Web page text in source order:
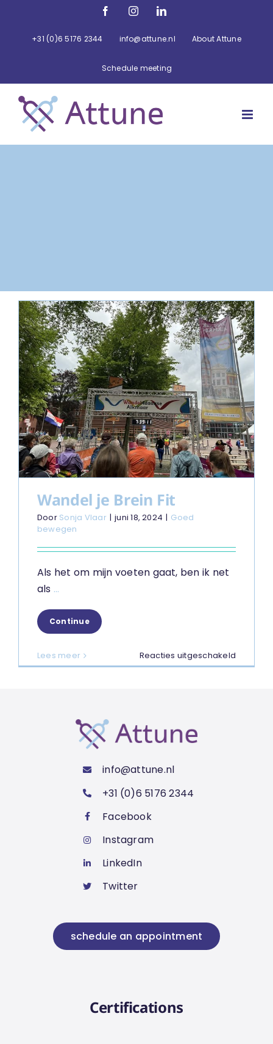
FacebookInstagramLinkedIn
+31 (0)6 5176 2344 info@attune.nl About Attune
Schedule meeting
Wandel je Brein Fit
Door Sonja Vlaar | juni 18, 2024 | Goed
bewegen
Als het om mijn voeten gaat, ben ik net
als ...
Continue
Lees meer Reacties uitgeschakeld
Wandel
info@attune.nl
+31 (0)6 5176 2344
Facebook
Instagram
LinkedIn
Twitter
schedule an appointment
Certifications